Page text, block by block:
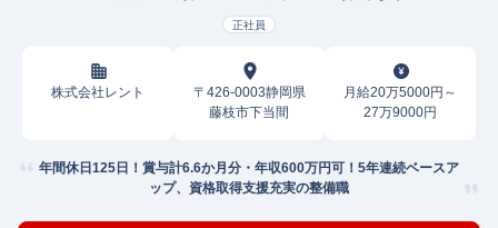
正社員
株式会社レント
〒426-0003静岡県
藤枝市下当間
月給20万5000円～
27万9000円
年間休日125日！賞与計6.6か月分・年収600万円可！5年連続ベースア
ップ、資格取得支援充実の整備職